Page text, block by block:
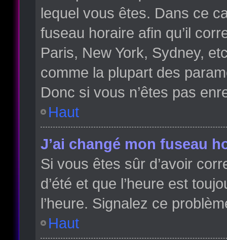
lequel vous êtes. Dans ce
fuseau horaire afin qu’il
Paris, New York, Sydney,
comme la plupart des
Donc si vous n’êtes pas
Haut
J’ai changé mon fuseau
Si vous êtes sûr d’avoir
d’été et que l’heure est
l’heure. Signalez ce
Haut